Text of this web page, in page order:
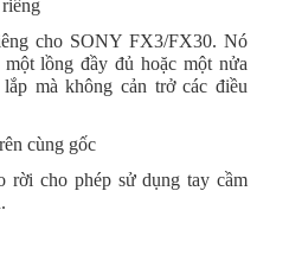
cho SONY FX3/FX30. Nó
lồng đầy đủ hoặc một nửa
mà không cản trở các điều
cùng gốc
rời cho phép sử dụng tay cầm